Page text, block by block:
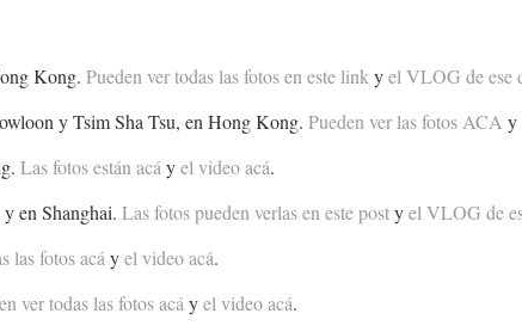
Kong. Pueden ver todas las fotos en este link yel VLOG de ese
y Tsim Sha Tsu, en Hong Kong. Pueden ver las fotos ACA y
Las fotos están acá yel video acá.
en Shanghai. Las fotos pueden verlas en este postyel VLOG de
las fotos acá yel video acá.
ver todas las fotos acá yel video acá.